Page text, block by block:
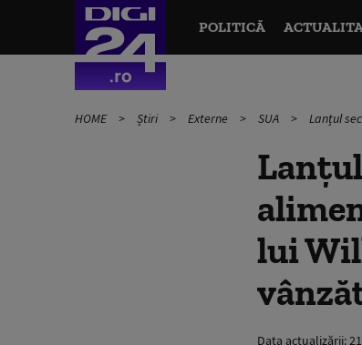
POLITICĂ
HOME Știri Externe SUA Lanțul
lui
Data actualizării: